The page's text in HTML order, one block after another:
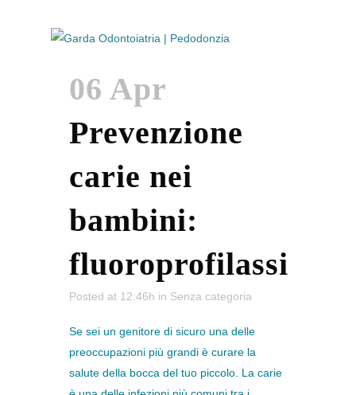
06 Apr
Prevenzione
carie nei
bambini:
fluoroprofilassi
Posted at 12:46h in Senza categoria
Se sei un genitore di sicuro una delle
preoccupazioni più grandi è curare la
salute della bocca del tuo piccolo. La carie